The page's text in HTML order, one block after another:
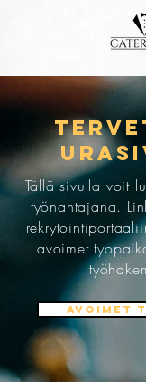
Tällä sivulla voit
työnantajana.
avoimet
AVOIMET